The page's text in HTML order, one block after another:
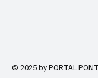
© 2025 by PORTAL